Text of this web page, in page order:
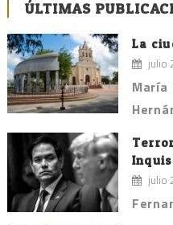
ÚLTIMAS
La
julio
María
julio